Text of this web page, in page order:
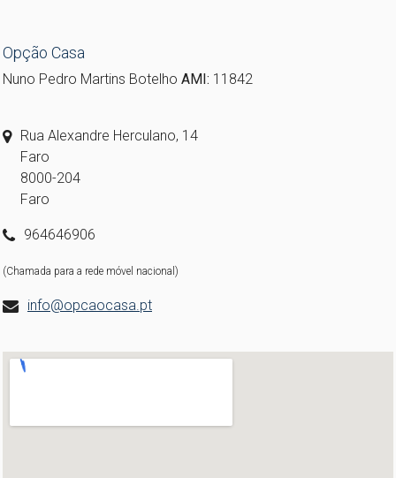
Opção Casa
Nuno Pedro Martins Botelho AMI: 11842
Rua Alexandre Herculano, 14
Faro
8000-204
Faro
964646906
(Chamada para a rede móvel nacional)
info@opcaocasa.pt